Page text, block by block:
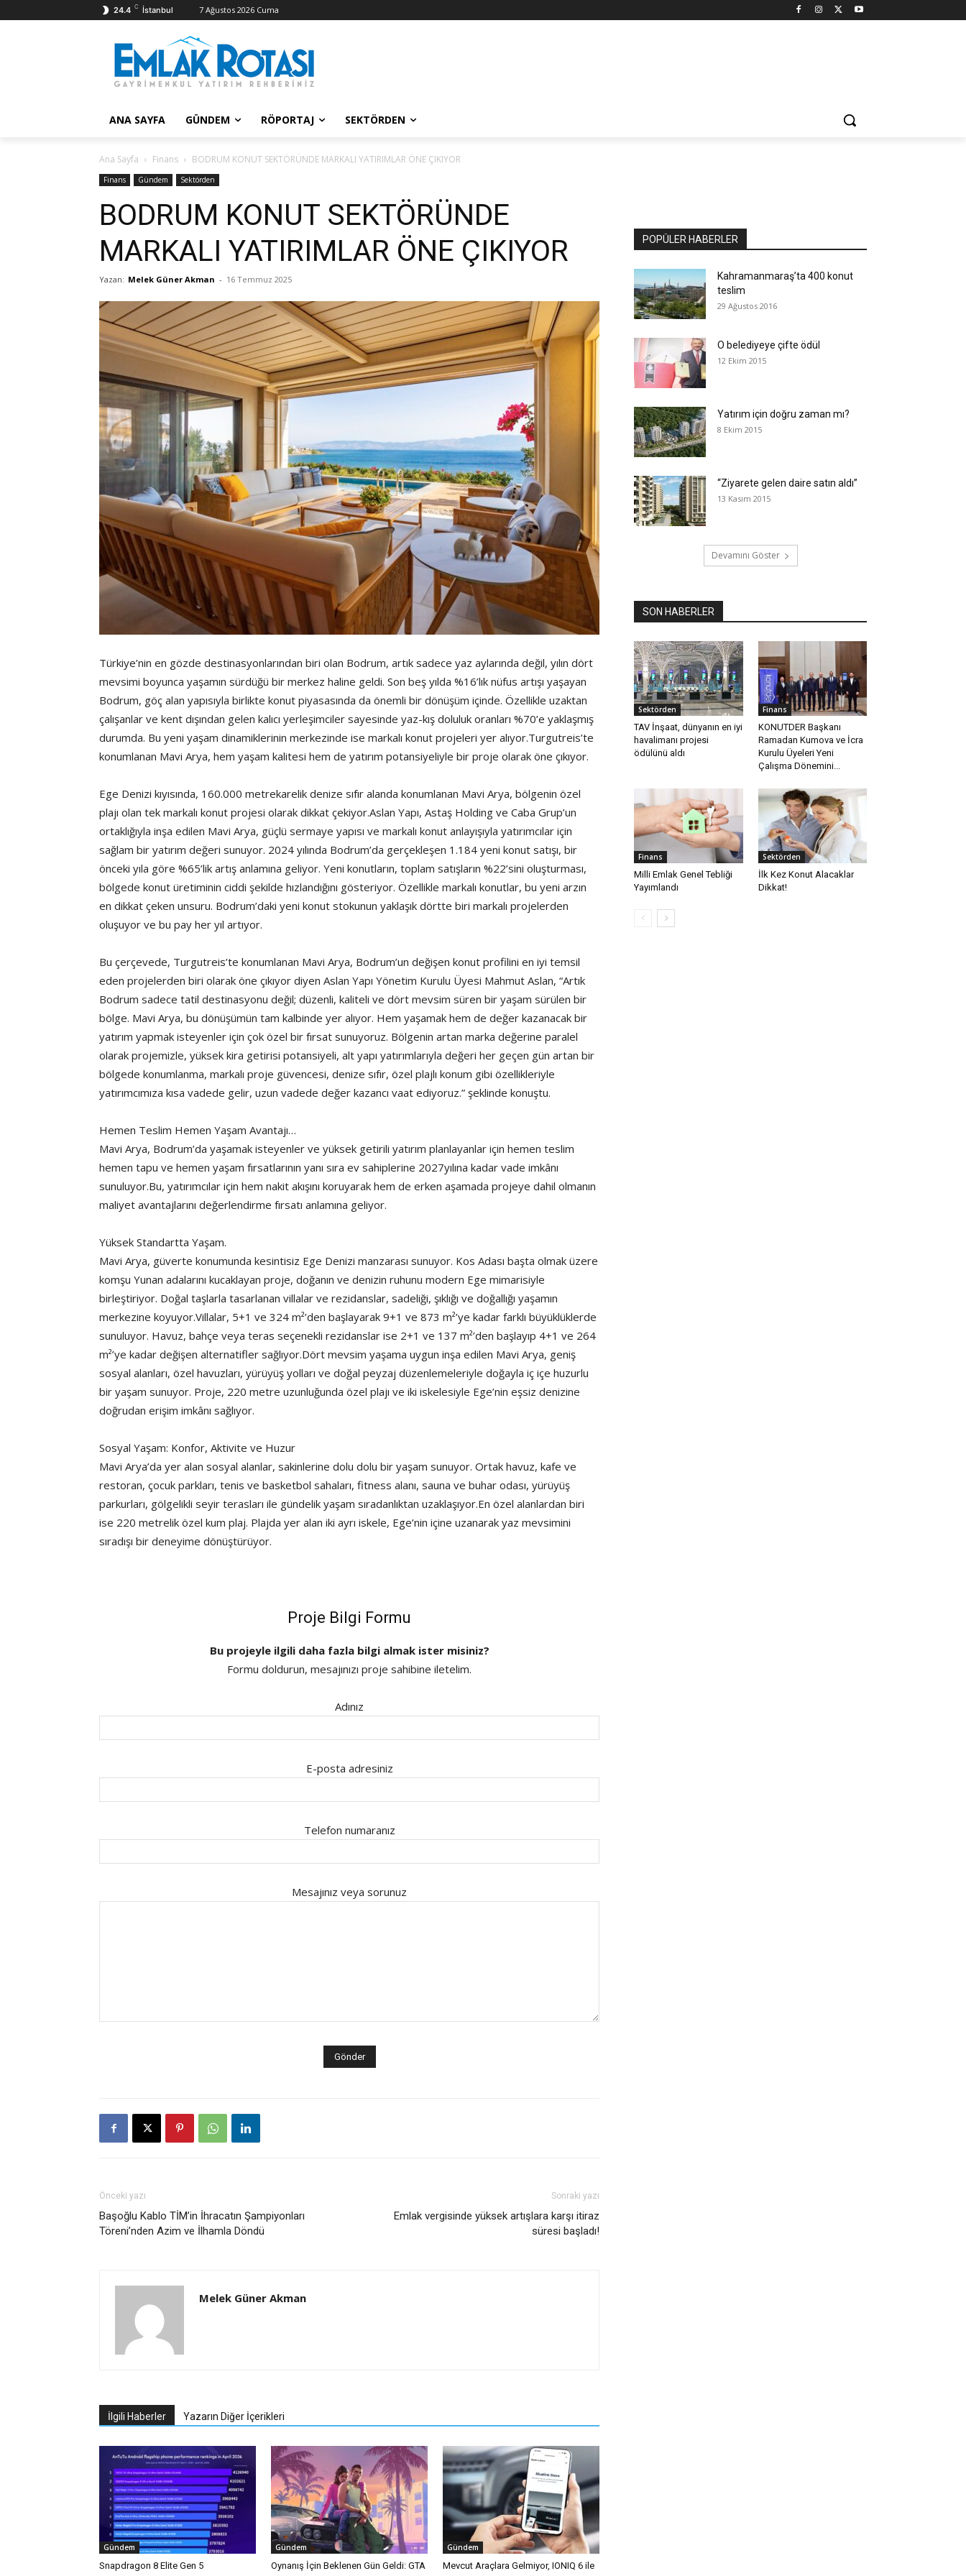
24.4 C İstanbul 7 Ağustos 2026 Cuma
ANA SAYFA GÜNDEM RÖPORTAJ SEKTÖRDEN
Ana Sayfa Finans BODRUM KONUT SEKTÖRÜNDE MARKALI YATIRIMLAR ÖNE ÇIKIYOR
Finans Gündem Sektörden
BODRUM KONUT SEKTÖRÜNDE
MARKALI YATIRIMLAR ÖNE ÇIKIYOR
Yazan: Melek Güner Akman - 16 Temmuz 2025
Türkiye’nin en gözde destinasyonlarından biri olan Bodrum, artık sadece yaz aylarında değil, yılın dört
mevsimi boyunca yaşamın sürdüğü bir merkez haline geldi. Son beş yılda %16’lık nüfus artışı yaşayan
Bodrum, göç alan yapısıyla birlikte konut piyasasında da önemli bir dönüşüm içinde. Özellikle uzaktan
çalışanlar ve kent dışından gelen kalıcı yerleşimciler sayesinde yaz-kış doluluk oranları %70’e yaklaşmış
durumda. Bu yeni yaşam dinamiklerinin merkezinde ise markalı konut projeleri yer alıyor.Turgutreis’te
konumlanan Mavi Arya, hem yaşam kalitesi hem de yatırım potansiyeliyle bir proje olarak öne çıkıyor.
Ege Denizi kıyısında, 160.000 metrekarelik denize sıfır alanda konumlanan Mavi Arya, bölgenin özel
plajı olan tek markalı konut projesi olarak dikkat çekiyor.Aslan Yapı, Astaş Holding ve Caba Grup’un
ortaklığıyla inşa edilen Mavi Arya, güçlü sermaye yapısı ve markalı konut anlayışıyla yatırımcılar için
sağlam bir yatırım değeri sunuyor. 2024 yılında Bodrum’da gerçekleşen 1.184 yeni konut satışı, bir
önceki yıla göre %65’lik artış anlamına geliyor. Yeni konutların, toplam satışların %22’sini oluşturması,
bölgede konut üretiminin ciddi şekilde hızlandığını gösteriyor. Özellikle markalı konutlar, bu yeni arzın
en dikkat çeken unsuru. Bodrum’daki yeni konut stokunun yaklaşık dörtte biri markalı projelerden
oluşuyor ve bu pay her yıl artıyor.
Bu çerçevede, Turgutreis’te konumlanan Mavi Arya, Bodrum’un değişen konut profilini en iyi temsil
eden projelerden biri olarak öne çıkıyor diyen Aslan Yapı Yönetim Kurulu Üyesi Mahmut Aslan, “Artık
Bodrum sadece tatil destinasyonu değil; düzenli, kaliteli ve dört mevsim süren bir yaşam sürülen bir
bölge. Mavi Arya, bu dönüşümün tam kalbinde yer alıyor. Hem yaşamak hem de değer kazanacak bir
yatırım yapmak isteyenler için çok özel bir fırsat sunuyoruz. Bölgenin artan marka değerine paralel
olarak projemizle, yüksek kira getirisi potansiyeli, alt yapı yatırımlarıyla değeri her geçen gün artan bir
bölgede konumlanma, markalı proje güvencesi, denize sıfır, özel plajlı konum gibi özellikleriyle
yatırımcımıza kısa vadede gelir, uzun vadede değer kazancı vaat ediyoruz.” şeklinde konuştu.
Hemen Teslim Hemen Yaşam Avantajı…
Mavi Arya, Bodrum’da yaşamak isteyenler ve yüksek getirili yatırım planlayanlar için hemen teslim
hemen tapu ve hemen yaşam fırsatlarının yanı sıra ev sahiplerine 2027yılına kadar vade imkânı
sunuluyor.Bu, yatırımcılar için hem nakit akışını koruyarak hem de erken aşamada projeye dahil olmanın
maliyet avantajlarını değerlendirme fırsatı anlamına geliyor.
Yüksek Standartta Yaşam.
Mavi Arya, güverte konumunda kesintisiz Ege Denizi manzarası sunuyor. Kos Adası başta olmak üzere
komşu Yunan adalarını kucaklayan proje, doğanın ve denizin ruhunu modern Ege mimarisiyle
birleştiriyor. Doğal taşlarla tasarlanan villalar ve rezidanslar, sadeliği, şıklığı ve doğallığı yaşamın
merkezine koyuyor.Villalar, 5+1 ve 324 m²’den başlayarak 9+1 ve 873 m²’ye kadar farklı büyüklüklerde
sunuluyor. Havuz, bahçe veya teras seçenekli rezidanslar ise 2+1 ve 137 m²’den başlayıp 4+1 ve 264
m²’ye kadar değişen alternatifler sağlıyor.Dört mevsim yaşama uygun inşa edilen Mavi Arya, geniş
sosyal alanları, özel havuzları, yürüyüş yolları ve doğal peyzaj düzenlemeleriyle doğayla iç içe huzurlu
bir yaşam sunuyor. Proje, 220 metre uzunluğunda özel plajı ve iki iskelesiyle Ege’nin eşsiz denizine
doğrudan erişim imkânı sağlıyor.
Sosyal Yaşam: Konfor, Aktivite ve Huzur
Mavi Arya’da yer alan sosyal alanlar, sakinlerine dolu dolu bir yaşam sunuyor. Ortak havuz, kafe ve
restoran, çocuk parkları, tenis ve basketbol sahaları, fitness alanı, sauna ve buhar odası, yürüyüş
parkurları, gölgelikli seyir terasları ile gündelik yaşam sıradanlıktan uzaklaşıyor.En özel alanlardan biri
ise 220 metrelik özel kum plaj. Plajda yer alan iki ayrı iskele, Ege’nin içine uzanarak yaz mevsimini
sıradışı bir deneyime dönüştürüyor.
Proje Bilgi Formu
Bu projeyle ilgili daha fazla bilgi almak ister misiniz?
Formu doldurun, mesajınızı proje sahibine iletelim.
Adınız
E-posta adresiniz
Telefon numaranız
Mesajınız veya sorunuz
Önceki yazı
Başoğlu Kablo TİM’in İhracatın Şampiyonları
Töreni’nden Azim ve İlhamla Döndü
Sonraki yazı
Emlak vergisinde yüksek artışlara karşı itiraz
süresi başladı!
Melek Güner Akman
İlgili Haberler Yazarın Diğer İçerikleri
Gündem
Snapdragon 8 Elite Gen 5
Gündem
Oynanış İçin Beklenen Gün Geldi: GTA
Gündem
Mevcut Araçlara Gelmiyor, IONIQ 6 ile
POPÜLER HABERLER
​Kahramanmaraş’ta 400 konut
teslim
29 Ağustos 2016
O belediyeye çifte ödül
12 Ekim 2015
Yatırım için doğru zaman mı?
8 Ekim 2015
“Ziyarete gelen daire satın aldı”
13 Kasım 2015
Devamını Göster
SON HABERLER
Sektörden
TAV İnşaat, dünyanın en iyi
havalimanı projesi
ödülünü aldı
Finans
KONUTDER Başkanı
Ramadan Kumova ve İcra
Kurulu Üyeleri Yeni
Çalışma Dönemini...
Finans
Milli Emlak Genel Tebliği
Yayımlandı
Sektörden
İlk Kez Konut Alacaklar
Dikkat!